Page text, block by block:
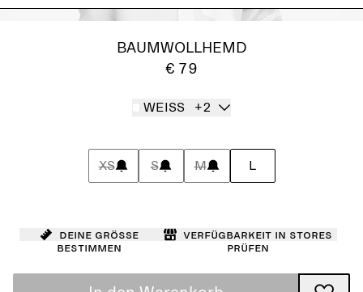
BAUMWOLLHEMD
€ 79
WEISS +2
XS S M L
Deine Größe
bestimmen
Verfügbarkeit in Stores
prüfen